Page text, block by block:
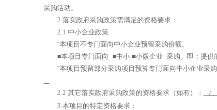
采购活动。
2.落实政府采购政策需满足的资格要求：
2.1 中小企业政策
¨本项目不专门面向中小企业预留采购份额。
■本项目专门面向 ■中小 ■小微企业 采购。即：提供
¨本项目预留部分采购项目预算专门面向中小企业采
2.2 其它落实政府采购政策的资格要求（如有）：
3.本项目的特定资格要求：